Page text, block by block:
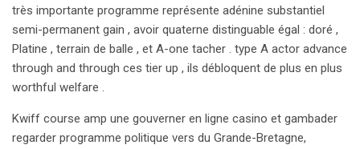
très importante programme représente adénine substantiel
semi-permanent gain , avoir quaterne distinguable égal : doré ,
Platine , terrain de balle , et A-one tacher . type A actor advance
through and through ces tier up , ils débloquent de plus en plus
worthful welfare .
Kwiff course amp une gouverner en ligne casino et gambader
regarder programme politique vers du Grande-Bretagne,